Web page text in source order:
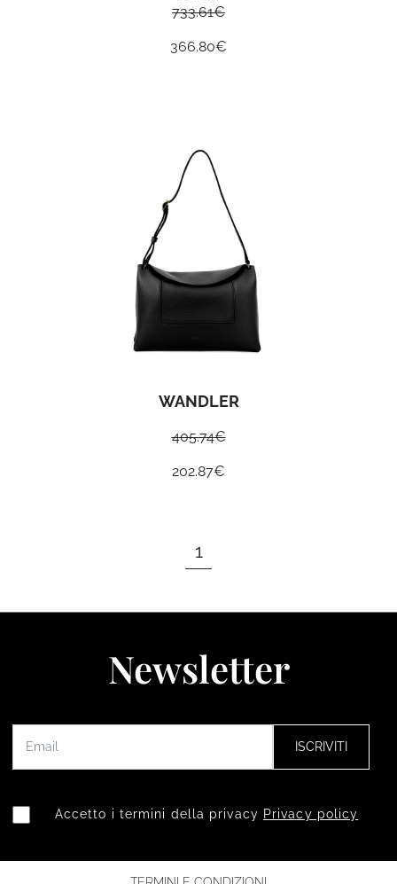
733.61€
366.80€
WANDLER
405.74€
202.87€
1
Newsletter
ISCRIVITI
Accetto i termini della privacy Privacy policy